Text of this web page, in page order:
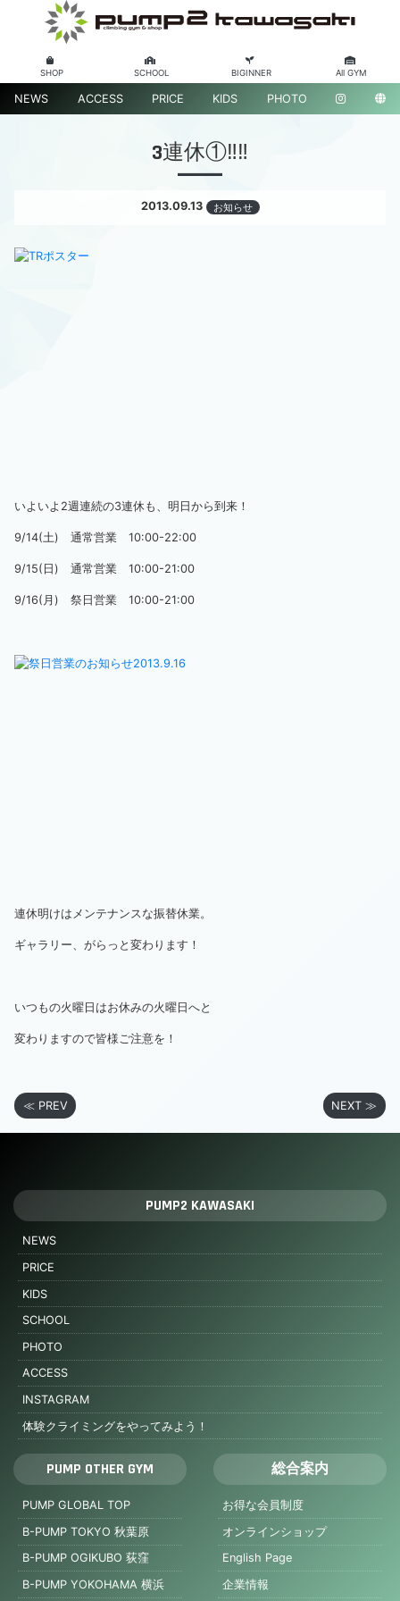
SHOP SCHOOL BIGINNER All GYM
NEWS ACCESS PRICE KIDS PHOTO
3連休①‼‼
2013.09.13 お知らせ
いよいよ2週連続の3連休も、明日から到来！
9/14(土) 通常営業 10:00-22:00
9/15(日) 通常営業 10:00-21:00
9/16(月) 祭日営業 10:00-21:00
連休明けはメンテナンスな振替休業。
ギャラリー、がらっと変わります！
いつもの火曜日はお休みの火曜日へと
変わりますので皆様ご注意を！
≪ PREV NEXT ≫
PUMP2 KAWASAKI
NEWS
PRICE
KIDS
SCHOOL
PHOTO
ACCESS
INSTAGRAM
体験クライミングをやってみよう！
PUMP OTHER GYM
PUMP GLOBAL TOP
B-PUMP TOKYO 秋葉原
B-PUMP OGIKUBO 荻窪
B-PUMP YOKOHAMA 横浜
総合案内
お得な会員制度
オンラインショップ
English Page
企業情報